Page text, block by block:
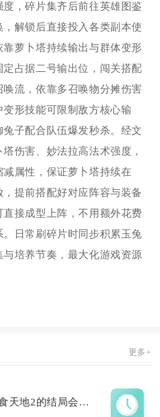
，碎片集齐后前往英雄图鉴
解锁后直接投入各类副本使
萝卜塔持续输出与群体变形
占据二号输出位，闯关搭配
流，依靠多召唤物分摊伤害
形技能可限制敌方核心输
子配合队伍爆发秒杀。经文
伤害、妙法拉高法术强度，
属性，保证萝卜塔持续在
提前搭配好对应阵容与装备
接成型上阵，不用额外花费
日常刷碎片时同步积累玉兔
培养节奏，最大化游戏资源
更多+
吞食天地2的结局会有转折吗